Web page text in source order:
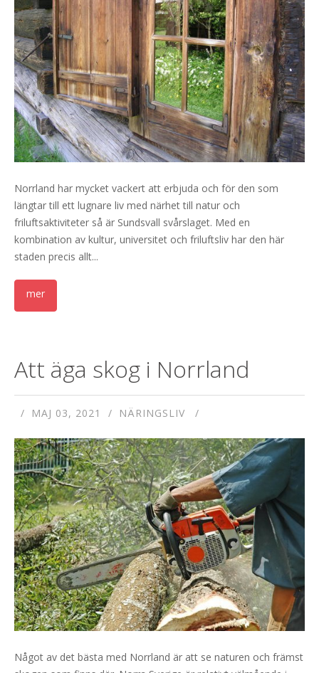
Norrland har mycket vackert att erbjuda och för den som
längtar till ett lugnare liv med närhet till natur och
friluftsaktiviteter så är Sundsvall svårslaget. Med en
kombination av kultur, universitet och friluftsliv har den här
staden precis allt...
Att äga skog i Norrland
MAJ 03, 2021 NÄRINGSLIV
Något av det bästa med Norrland är att se naturen och främst